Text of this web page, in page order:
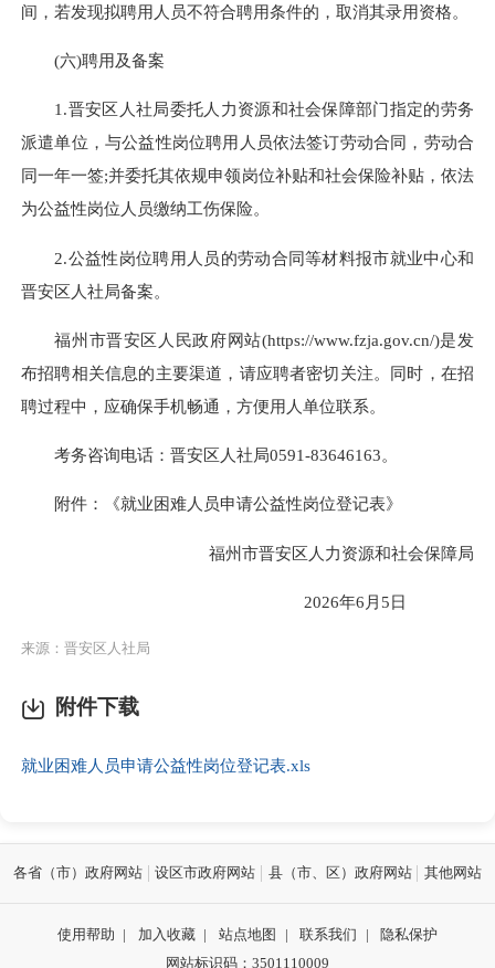
间，若发现拟聘用人员不符合聘用条件的，取消其录用资格。
(六)聘用及备案
1.晋安区人社局委托人力资源和社会保障部门指定的劳务
派遣单位，与公益性岗位聘用人员依法签订劳动合同，劳动合
同一年一签;并委托其依规申领岗位补贴和社会保险补贴，依法
为公益性岗位人员缴纳工伤保险。
2.公益性岗位聘用人员的劳动合同等材料报市就业中心和
晋安区人社局备案。
福州市晋安区人民政府网站(https://www.fzja.gov.cn/)是发
布招聘相关信息的主要渠道，请应聘者密切关注。同时，在招
聘过程中，应确保手机畅通，方便用人单位联系。
考务咨询电话：晋安区人社局0591-83646163。
附件：《就业困难人员申请公益性岗位登记表》
福州市晋安区人力资源和社会保障局
2026年6月5日
来源：晋安区人社局
附件下载
就业困难人员申请公益性岗位登记表.xls
各省（市）政府网站 设区市政府网站 县（市、区）政府网站 其他网站
使用帮助 | 加入收藏 | 站点地图 | 联系我们 |
隐私保护
网站标识码：3501110009